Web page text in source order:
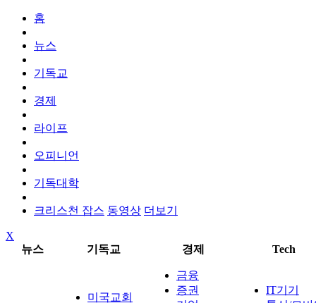
홈
뉴스
기독교
경제
라이프
오피니언
기독대학
크리스천 잡스 동영상 더보기
X
뉴스
기독교 경제 Tech
미국교회
금융
증권
IT기기